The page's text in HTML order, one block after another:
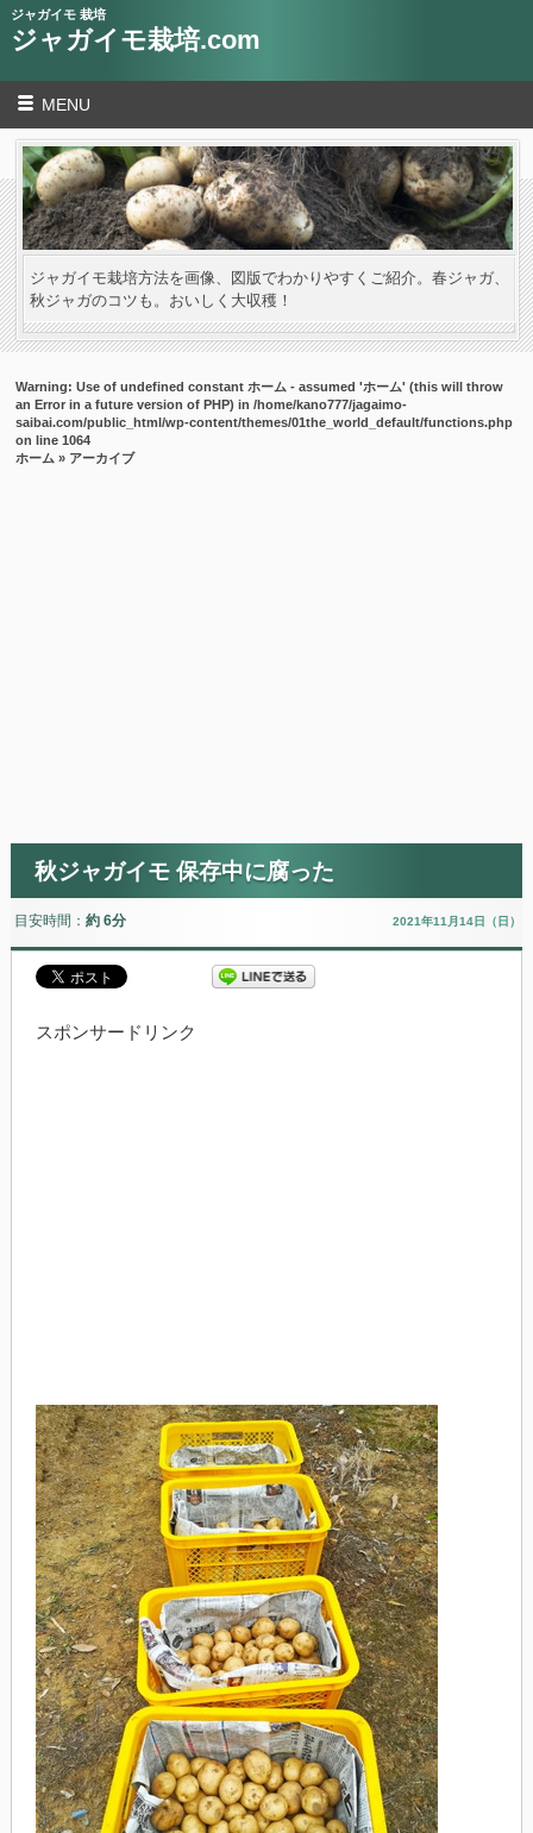
ジャガイモ 栽培
ジャガイモ栽培.com
MENU
ジャガイモ栽培方法を画像、図版でわかりやすくご紹介。春ジャガ、
秋ジャガのコツも。おいしく大収穫！
Warning: Use of undefined constant ホーム - assumed 'ホーム' (this will throw
an Error in a future version of PHP) in/home/kano777/jagaimo-
saibai.com/public_html/wp-content/themes/01the_world_default/functions.php
on line1064
ホーム » アーカイブ
秋ジャガイモ 保存中に腐った
目安時間： 約 6分 2021年11月14日（日）
スポンサードリンク